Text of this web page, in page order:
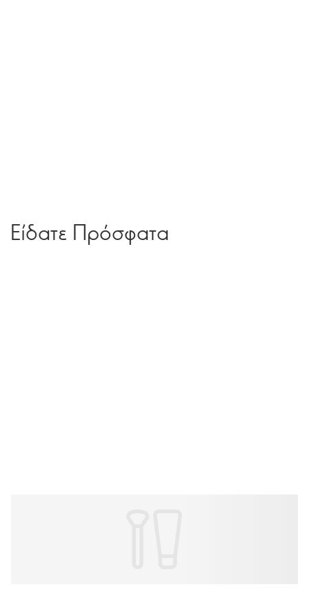
Είδατε Πρόσφατα